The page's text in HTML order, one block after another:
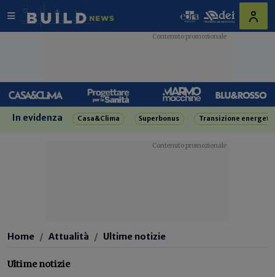
In evidenza Casa&Clima Superbonus Transizione
Home Attualità Ultime notizie
Ultime notizie